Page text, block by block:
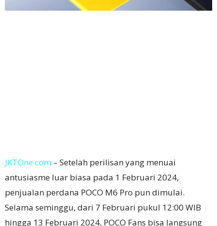
JKTOne.com – Setelah perilisan yang menuai
antusiasme luar biasa pada 1 Februari 2024,
penjualan perdana POCO M6 Pro pun dimulai.
Selama seminggu, dari 7 Februari pukul 12:00 WIB
hingga 13 Februari 2024, POCO Fans bisa langsung